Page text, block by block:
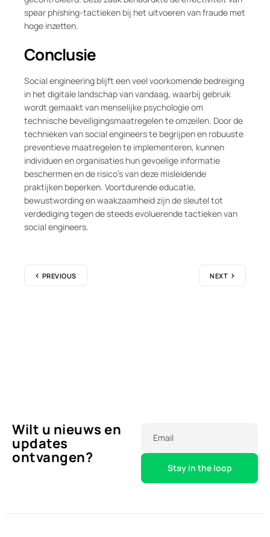
spear phishing-tactieken bij het uitvoeren van fraude met
hoge inzetten.
Conclusie
Social engineering blijft een veel voorkomende bedreiging
in het digitale landschap van vandaag, waarbij gebruik
wordt gemaakt van menselijke psychologie om
technische beveiligingsmaatregelen te omzeilen. Door de
technieken van social engineers te begrijpen en robuuste
preventieve maatregelen te implementeren, kunnen
individuen en organisaties hun gevoelige informatie
beschermen en de risico’s van deze misleidende
praktijken beperken. Voortdurende educatie,
bewustwording en waakzaamheid zijn de sleutel tot
verdediging tegen de steeds evoluerende tactieken van
social engineers.
PREVIOUS NEXT
Wilt u nieuws en
updates
ontvangen?
Email